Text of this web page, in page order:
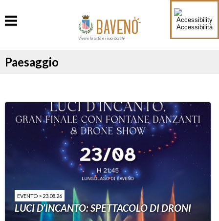
Accessibilità
Vivere la città e i suoi borghi
Paesaggio
EVENTO > 23.08.26
LUCI D’INCANTO: SPETTACOLO DI DRONI